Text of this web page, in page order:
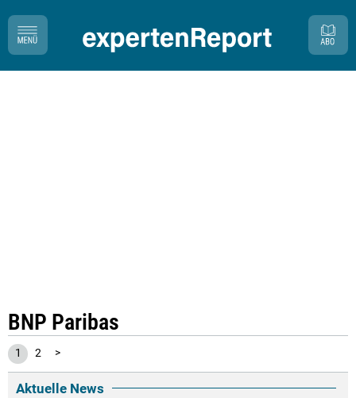
BNP Paribas
1 2 >
Aktuelle News